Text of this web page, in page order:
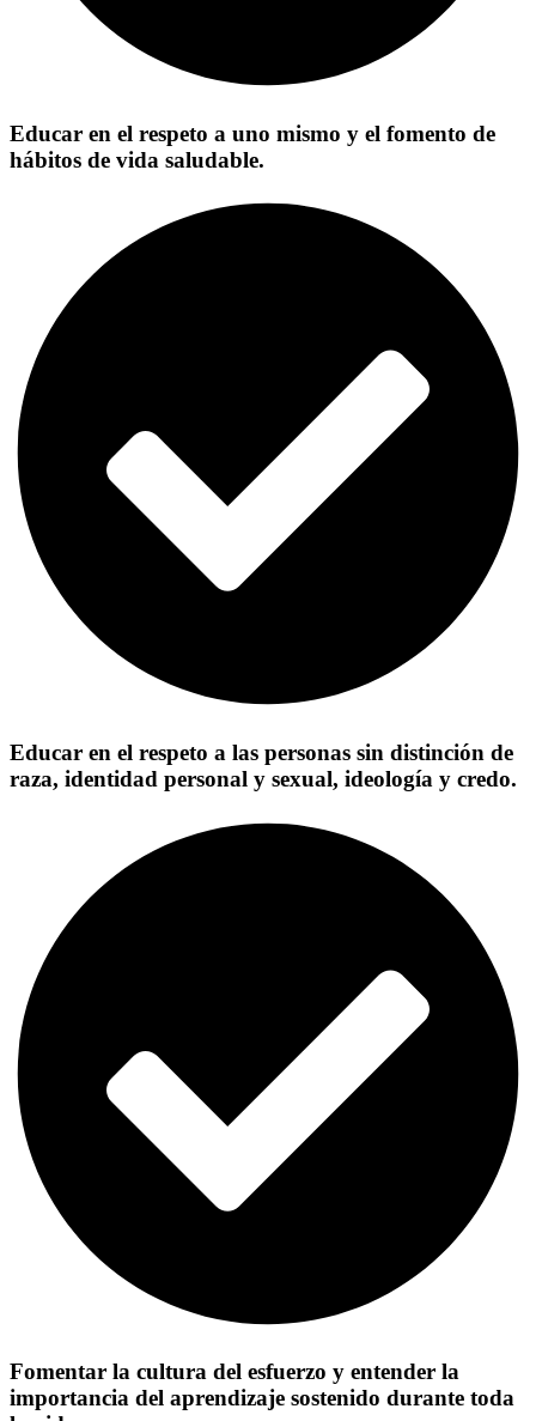
Educar en el respeto a uno mismo y el fomento de
hábitos de vida saludable.
Educar en el respeto a las personas sin distinción de
raza, identidad personal y sexual, ideología y credo.
Fomentar la cultura del esfuerzo y entender la
importancia del aprendizaje sostenido durante toda